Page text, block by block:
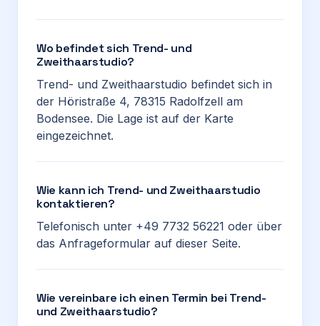
Wo befindet sich Trend- und
Zweithaarstudio?
Trend- und Zweithaarstudio befindet sich in
der Höristraße 4, 78315 Radolfzell am
Bodensee. Die Lage ist auf der Karte
eingezeichnet.
Wie kann ich Trend- und Zweithaarstudio
kontaktieren?
Telefonisch unter +49 7732 56221 oder über
das Anfrageformular auf dieser Seite.
Wie vereinbare ich einen Termin bei Trend-
und Zweithaarstudio?